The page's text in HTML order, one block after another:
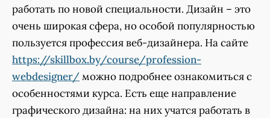
работать по новой специальности. Дизайн – это
очень широкая сфера, но особой популярностью
пользуется профессия веб-дизайнера. На сайте
https://skillbox.by/course/profession-
webdesigner/ можно подробнее ознакомиться с
особенностями курса. Есть еще направление
графического дизайна: на них учатся работать в